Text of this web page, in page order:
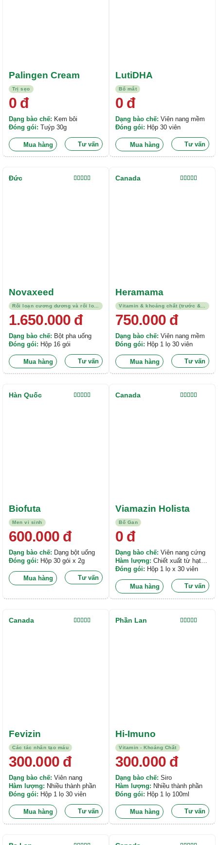
Trị sẹo
Palingen Cream
0 đ
Dạng bào chế: Kem bôi
Đóng gói: Tuýp 30g
Mua hàng Tư vấn
Bổ mắt
LutiDHA
0 đ
Dạng bào chế: Viên nang mềm
Đóng gói: Hộp 30 viên
Mua hàng Tư vấn
Novaxeed
1.650.000đ
Dạng bào chế: Bột pha uống
Đóng gói: Hộp 16 gói
Mua hàng Tư vấn
Đức
Heramama
750.000đ
Dạng bào chế: Viên nang mềm
Đóng gói: Hộp 1 lọ 30 viên
Mua hàng Tư vấn
Canada
Men vi sinh
Biofuta
600.000đ
Dạng bào chế: Dạng bột uống
Đóng gói: Hộp 30 gói x 2g
Mua hàng Tư vấn
Hàn Quốc
Bổ Gan
Viamazin Holista
0 đ
Dạng bào chế: Viên nang cứng
Hàm lượng: Chiết xuất từ hạt
của cây kế sữa có hàm lượng
250mg. Bột của rễ cây bồ công
anh có hàm lượng 55mg. Bột
nghệ có hàm lượng 27,5mg.
Đóng gói: Hộp 1 lọ x 30 viên
Mua hàng Tư vấn
Canada
Các tác nhân tạo máu
Fevizin
300.000đ
Dạng bào chế: Viên nang
Hàm lượng: Nhiều thành phần
Đóng gói: Hộp 1 lọ 30 viên
Mua hàng Tư vấn
Canada
Vitamin - Khoáng Chất
Hi-Imuno
300.000đ
Dạng bào chế: Siro
Hàm lượng: Nhiều thành phần
Đóng gói: Hộp 1 lọ 100ml
Mua hàng Tư vấn
Phần Lan